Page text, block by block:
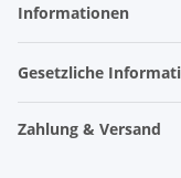
Informationen
Gesetzliche
Zahlung & Versand